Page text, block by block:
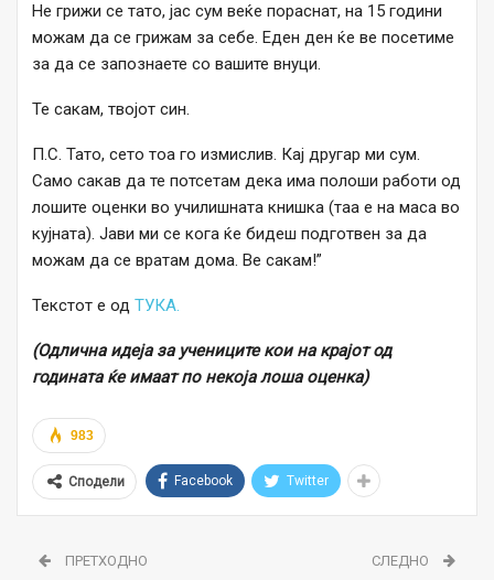
Не грижи се тато, јас сум веќе пораснат, на 15 години
можам да се грижам за себе. Еден ден ќе ве посетиме
за да се запознаете со вашите внуци.
Те сакам, твојот син.
П.С. Тато, сето тоа го измислив. Кај другар ми сум.
Само сакав да те потсетам дека има полоши работи од
лошите оценки во училишната книшка (таа е на маса во
кујната). Јави ми се кога ќе бидеш подготвен за да
можам да се вратам дома. Ве сакам!”
Текстот е од ТУКА.
(Одлична идеја за учениците кои на крајот од
годината ќе имаат по некоја лоша оценка)
983
Сподели Facebook Twitter
ПРЕТХОДНО СЛЕДНО